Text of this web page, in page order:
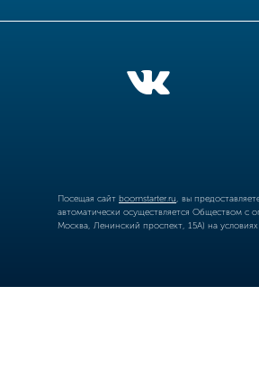
Посещая сайт boomstarter.ru , вы
автоматически осуществляется Обществом с
Москва, Ленинский проспект, 15А) на условиях